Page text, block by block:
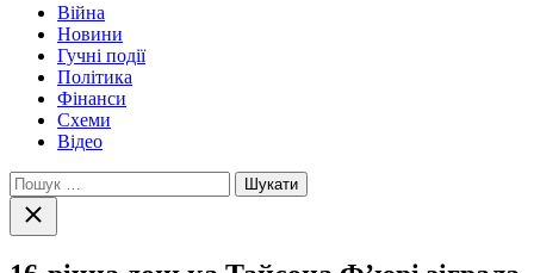
Війна
Новини
Гучні події
Політика
Фінанси
Схеми
Відео
Пошук:
Закрити
пошук